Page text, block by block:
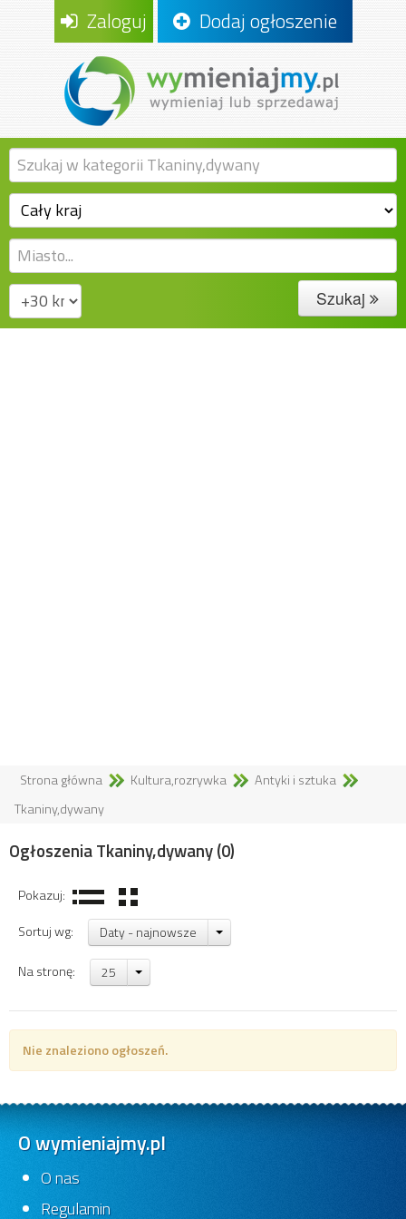
Zaloguj Dodaj ogłoszenie
Szukaj
Strona główna Kultura,rozrywka
Antyki i sztuka
Tkaniny,dywany
Ogłoszenia Tkaniny,dywany(0)
Pokazuj:
Sortuj wg:
Daty - najnowsze
Na stronę: 25
Nie znaleziono ogłoszeń.
O wymieniajmy.pl
O nas
Regulamin